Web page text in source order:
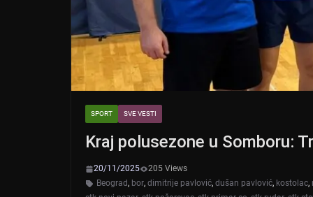
SPORT SVE VESTI
Kraj polusezone u Somboru:
20/11/2025
205 Views
Beograd, bor, dimitrije pavlović, dušan pavlović, kostolac,